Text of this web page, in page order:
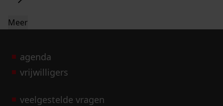
Meer
agenda
vrijwilligers
veelgestelde vragen